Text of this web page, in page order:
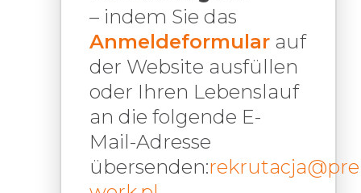
– indem Sie das
Anmeldeformular auf
der Website ausfüllen
oder Ihren Lebenslauf
an die folgende E-
Mail-Adresse
übersenden: